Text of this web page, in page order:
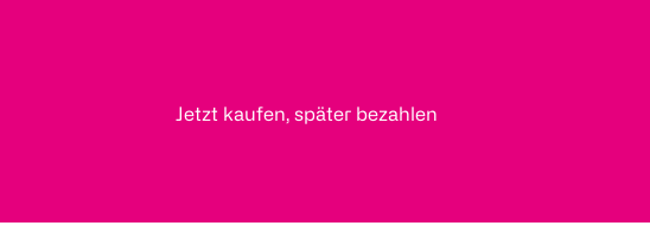
Jetzt kaufen, später bezahlen